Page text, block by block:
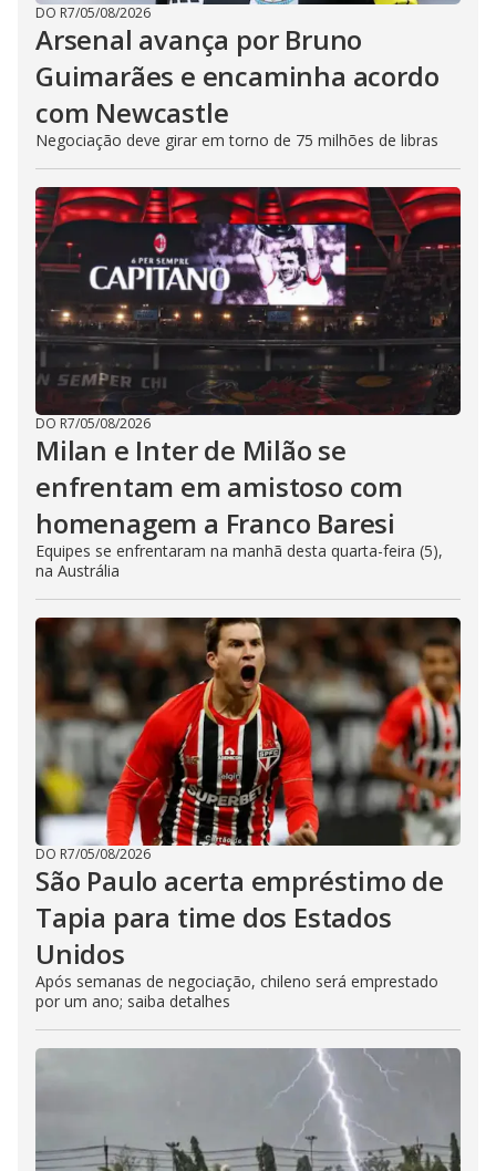
DO R7/05/08/2026
Arsenal avança por Bruno
Guimarães e encaminha acordo
com Newcastle
Negociação deve girar em torno de 75 milhões de libras
DO R7/05/08/2026
Milan e Inter de Milão se
enfrentam em amistoso com
homenagem a Franco Baresi
Equipes se enfrentaram na manhã desta quarta-feira (5),
na Austrália
DO R7/05/08/2026
São Paulo acerta empréstimo de
Tapia para time dos Estados
Unidos
Após semanas de negociação, chileno será emprestado
por um ano; saiba detalhes